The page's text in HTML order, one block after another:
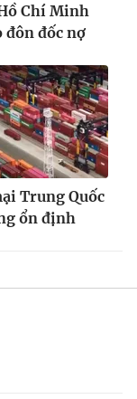
Chí Minh
đôn đốc nợ
Trung Quốc
ổn định